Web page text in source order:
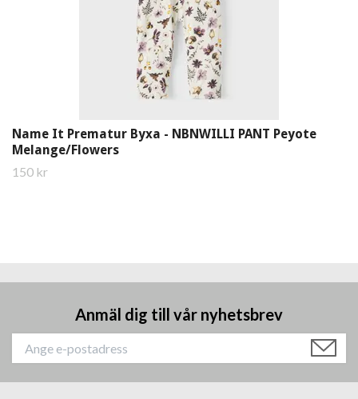
Name It Prematur Byxa - NBNWILLI PANT Peyote
Melange/Flowers
150 kr
Anmäl dig till vår nyhetsbrev